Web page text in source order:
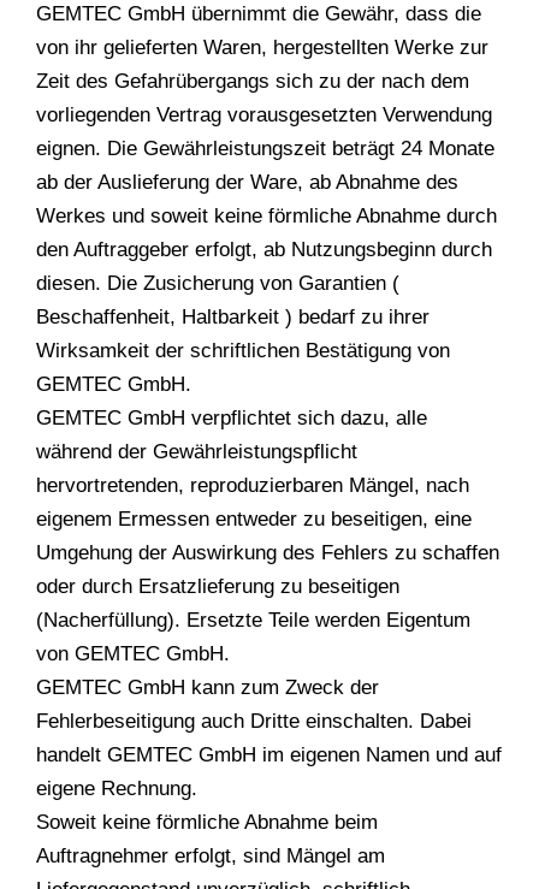
GEMTEC GmbH übernimmt die Gewähr, dass die
von ihr gelieferten Waren, hergestellten Werke zur
Zeit des Gefahrübergangs sich zu der nach dem
vorliegenden Vertrag vorausgesetzten Verwendung
eignen. Die Gewährleistungszeit beträgt 24 Monate
ab der Auslieferung der Ware, ab Abnahme des
Werkes und soweit keine förmliche Abnahme durch
den Auftraggeber erfolgt, ab Nutzungsbeginn durch
diesen. Die Zusicherung von Garantien (
Beschaffenheit, Haltbarkeit ) bedarf zu ihrer
Wirksamkeit der schriftlichen Bestätigung von
GEMTEC GmbH.
GEMTEC GmbH verpflichtet sich dazu, alle
während der Gewährleistungspflicht
hervortretenden, reproduzierbaren Mängel, nach
eigenem Ermessen entweder zu beseitigen, eine
Umgehung der Auswirkung des Fehlers zu schaffen
oder durch Ersatzlieferung zu beseitigen
(Nacherfüllung). Ersetzte Teile werden Eigentum
von GEMTEC GmbH.
GEMTEC GmbH kann zum Zweck der
Fehlerbeseitigung auch Dritte einschalten. Dabei
handelt GEMTEC GmbH im eigenen Namen und auf
eigene Rechnung.
Soweit keine förmliche Abnahme beim
Auftragnehmer erfolgt, sind Mängel am